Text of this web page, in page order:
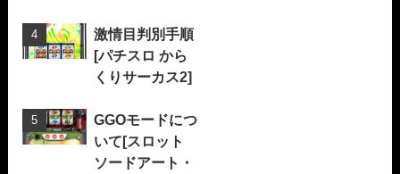
激情目判別手順
[パチスロ から
くりサーカス2]
GGOモードにつ
いて[スロット
ソードアート・